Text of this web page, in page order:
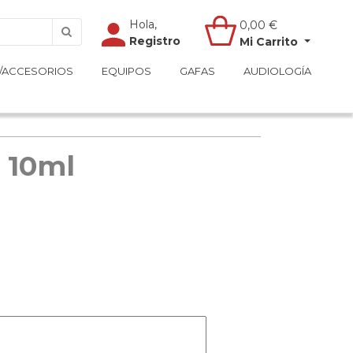
Hola,
Registro
0,00 €
Mi Carrito
EQUIPOS GAFAS AUDIOLOGÍA
Hola,
Registro
0,00 €
Mi Carrito
EQUIPOS GAFAS AUDIOLOGÍA
10ml